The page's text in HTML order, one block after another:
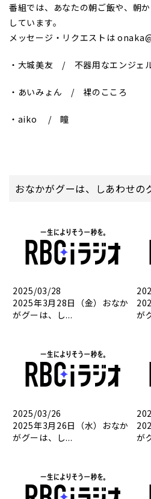
番組では、あなたの朝ご飯や、朝
しています。
メッセージ・リクエストは
・大城美友 / 不器用なエンジェ
・あいみょん / 裸のこころ
・aiko / 瞳
おなかがグーは、しあわせの
2025/03/28
2025年3月28日（金）おなか
がグーは、し...
が
2025/03/26
2025年3月26日（水）おなか
がグーは、し...
が